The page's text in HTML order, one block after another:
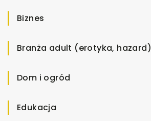
Biznes
Branża adult (erotyka, hazard)
Dom i ogród
Edukacja